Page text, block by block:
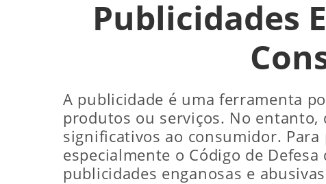
Publicidades
A publicidade é uma ferramenta
produtos ou serviços. No entanto,
significativos ao consumidor.
especialmente o Código de
publicidades enganosas e